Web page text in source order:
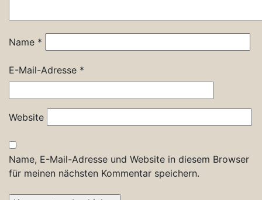
Name *
E-Mail-Adresse *
Website
Name, E-Mail-Adresse und Website in diesem Browser
für meinen nächsten Kommentar speichern.